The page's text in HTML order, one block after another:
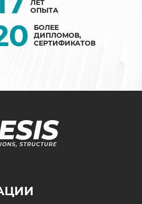
ЛЕТ
ОПЫТА
БОЛЕЕ
ДИПЛОМОВ,
СЕРТИФИКАТОВ